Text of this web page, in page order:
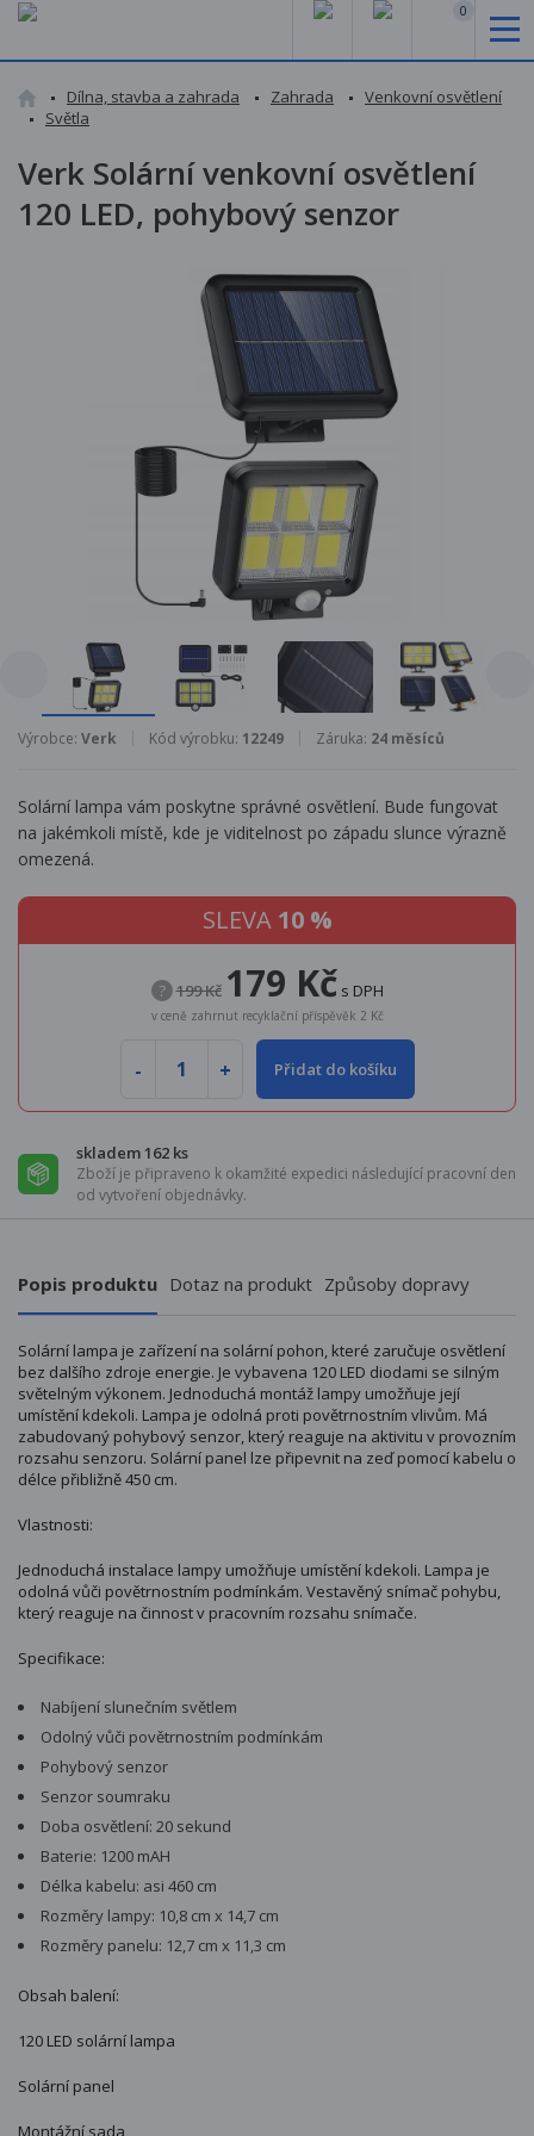
0
Dílna, stavba a zahrada Zahrada
Venkovní osvětlení
Světla
Verk Solární venkovní osvětlení
120 LED, pohybový senzor
Výrobce: Verk Kód výrobku: 12249 Záruka: 24 měsíců
Solární lampa vám poskytne správné osvětlení. Bude fungovat
na jakémkoli místě, kde je viditelnost po západu slunce výrazně
omezená.
SLEVA 10 %
? 199 Kč 179 Kč s DPH
v ceně zahrnut recyklační příspěvěk 2 Kč
Přidat do košíku
skladem 162 ks
Zboží je připraveno k okamžité expedici následující pracovní den
od vytvoření objednávky.
Popis produktu Dotaz na produkt Způsoby dopravy
Solární lampa je zařízení na solární pohon, které zaručuje osvětlení
bez dalšího zdroje energie. Je vybavena 120 LED diodami se silným
světelným výkonem. Jednoduchá montáž lampy umožňuje její
umístění kdekoli. Lampa je odolná proti povětrnostním vlivům. Má
zabudovaný pohybový senzor, který reaguje na aktivitu v provozním
rozsahu senzoru. Solární panel lze připevnit na zeď pomocí kabelu o
délce přibližně 450 cm.
Vlastnosti:
Jednoduchá instalace lampy umožňuje umístění kdekoli. Lampa je
odolná vůči povětrnostním podmínkám. Vestavěný snímač pohybu,
který reaguje na činnost v pracovním rozsahu snímače.
Specifikace:
Nabíjení slunečním světlem
Odolný vůči povětrnostním podmínkám
Pohybový senzor
Senzor soumraku
Doba osvětlení: 20 sekund
Baterie: 1200 mAH
Délka kabelu: asi 460 cm
Rozměry lampy: 10,8 cm x 14,7 cm
Rozměry panelu: 12,7 cm x 11,3 cm
Obsah balení:
120 LED solární lampa
Solární panel
Montážní sada